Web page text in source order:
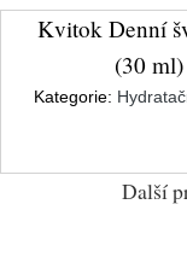
Kvitok Denní
(30
Kategorie:
Další